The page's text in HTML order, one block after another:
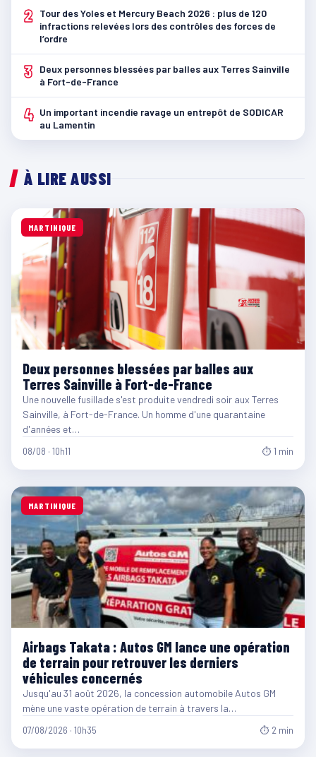
2
Tour des Yoles et Mercury Beach 2026 : plus de 120
infractions relevées lors des contrôles des forces de
l’ordre
3
Deux personnes blessées par balles aux Terres Sainville
à Fort-de-France
4 Un important incendie ravage un entrepôt de SODICAR
au Lamentin
À LIRE AUSSI
MARTINIQUE
Deux personnes blessées par balles aux
Terres Sainville à Fort-de-France
Une nouvelle fusillade s'est produite vendredi soir aux Terres
Sainville, à Fort-de-France. Un homme d'une quarantaine
d'années et…
08/08 · 10h11 ⏱ 1 min
MARTINIQUE
Airbags Takata : Autos GM lance une opération
de terrain pour retrouver les derniers
véhicules concernés
Jusqu'au 31 août 2026, la concession automobile Autos GM
mène une vaste opération de terrain à travers la…
07/08/2026 · 10h35 ⏱ 2 min